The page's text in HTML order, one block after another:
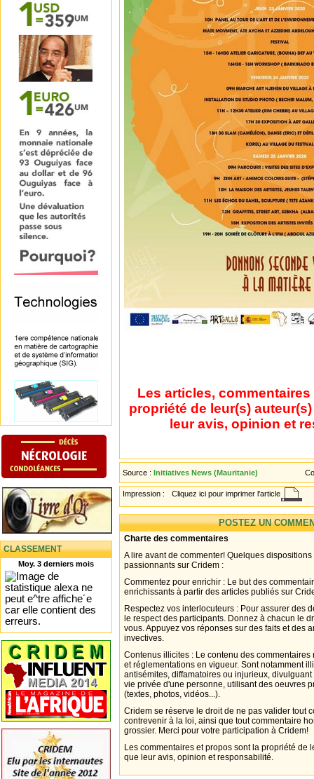
CLASSEMENT
Moy. 3 derniers mois
Les articles,
propriété de leur(s)
leur avis, opinion et
Source : Initiatives News (Mauritanie)
Impression : Cliquez ici pour imprimer l'article
POSTEZ UN
Charte des commentaires
A lire avant de commenter! Quelques
passionnants sur Cridem :
Commentez pour enrichir : Le but des
enrichissants à partir des articles publiés sur
Respectez vos interlocuteurs : Pour assurer des
le respect des participants. Donnez à chacun le
vous. Appuyez vos réponses sur des faits et des
invectives.
Contenus illicites : Le contenu des
et réglementations en vigueur. Sont notamment
antisémites, diffamatoires ou injurieux,
vie privée d'une personne, utilisant des oeuvres
(textes, photos, vidéos...).
Cridem se réserve le droit de ne pas valider tout
contrevenir à la loi, ainsi que tout commentaire
grossier. Merci pour votre participation à Cridem!
Les commentaires et propos sont la propriété de
que leur avis, opinion et responsabilité.